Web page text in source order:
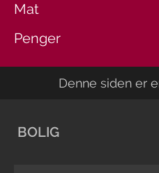
Mat
Penger
Denne siden er
BOLIG